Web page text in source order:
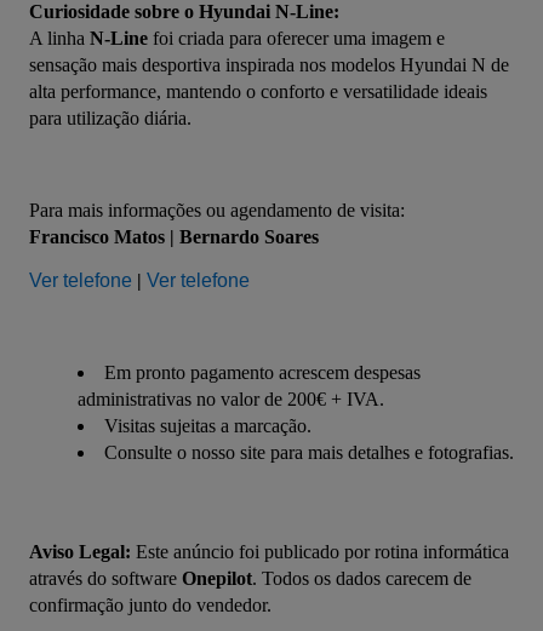
Curiosidade sobre o Hyundai N-Line:
A linha N-Line foi criada para oferecer uma imagem e
sensação mais desportiva inspirada nos modelos Hyundai N de
alta performance, mantendo o conforto e versatilidade ideais
para utilização diária.
Para mais informações ou agendamento de visita:
Francisco Matos | Bernardo Soares
Ver telefone | Ver telefone
Em pronto pagamento acrescem despesas
administrativas no valor de 200€ + IVA.
Visitas sujeitas a marcação.
Consulte o nosso site para mais detalhes e fotografias.
Aviso Legal: Este anúncio foi publicado por rotina informática
através do software Onepilot. Todos os dados carecem de
confirmação junto do vendedor.